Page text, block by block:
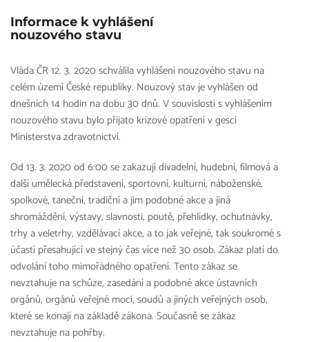
Informace k vyhlášení
nouzového stavu
Vláda ČR 12. 3. 2020 schválila vyhlášení nouzového stavu na
celém území České republiky. Nouzový stav je vyhlášen od
dnešních 14 hodin na dobu 30 dnů. V souvislosti s vyhlášením
nouzového stavu bylo přijato krizové opatření v gesci
Ministerstva zdravotnictví.
Od 13. 3. 2020 od 6:00 se zakazují divadelní, hudební, filmová a
další umělecká představení, sportovní, kulturní, náboženské,
spolkové, taneční, tradiční a jim podobné akce a jiná
shromáždění, výstavy, slavnosti, poutě, přehlídky, ochutnávky,
trhy a veletrhy, vzdělávací akce, a to jak veřejné, tak soukromé s
účastí přesahující ve stejný čas více než 30 osob. Zákaz platí do
odvolání toho mimořádného opatření. Tento zákaz se
nevztahuje na schůze, zasedání a podobné akce ústavních
orgánů, orgánů veřejné moci, soudů a jiných veřejných osob,
které se konají na základě zákona. Současně se zákaz
nevztahuje na pohřby.